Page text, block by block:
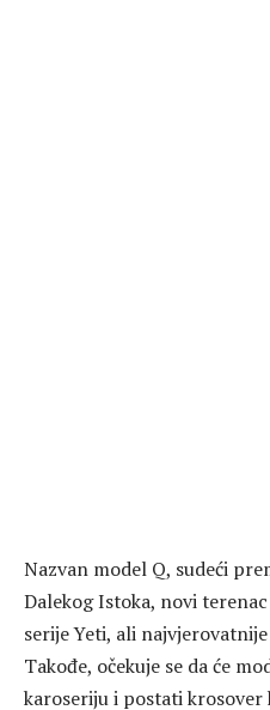
Nazvan model Q, sudeći
Dalekog Istoka, novi
serije Yeti, ali
Takođe, očekuje se da će
karoseriju i postati krosover